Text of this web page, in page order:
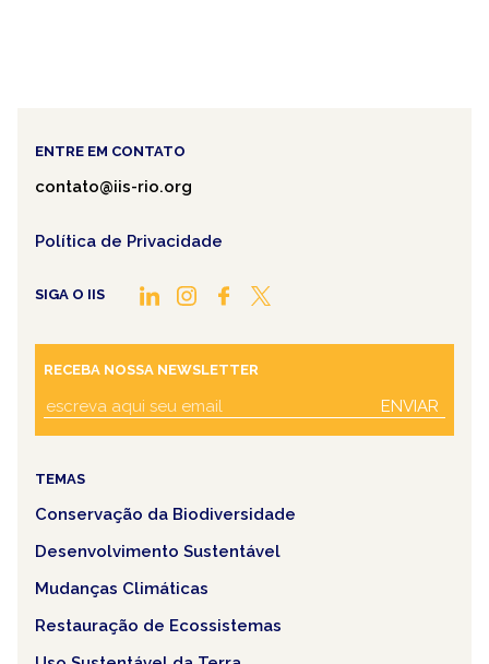
ENTRE EM CONTATO
contato@iis-rio.org
Política de Privacidade
SIGA O IIS
RECEBA NOSSA NEWSLETTER
ENVIAR
TEMAS
Conservação da Biodiversidade
Desenvolvimento Sustentável
Mudanças Climáticas
Restauração de Ecossistemas